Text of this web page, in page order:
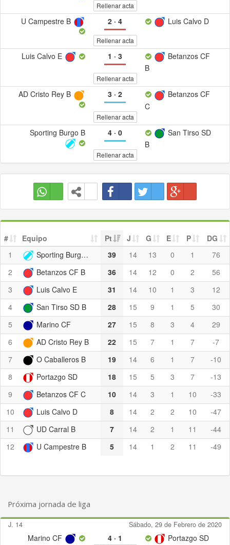
Rellenar acta
U Campestre B 2· 4 Luis Calvo D
Rellenar acta
Luis Calvo E 1 · 3
Betanzos CF
B
Rellenar acta
AD Cristo Rey B 3· 2
Betanzos CF
C
Rellenar acta
Sporting Burgo B 4· 0
San Tirso SD
B
Rellenar acta
# Equipo Pt J G E P
DG
1
Sporting Burgo B 39 14 13 0 1
76
2
Betanzos CF B 36 14 12 0 2
56
3
Luis Calvo E 31 14 10 1 3
12
4
San Tirso SD B 28 15 9 1 5
30
5
Marino CF 27 15 8 3 4
29
6
AD Cristo Rey B 22 15 7 1 7
-7
7
O Caballeros B 19 14 6 1 7
-10
8
Portazgo SD 18 15 5 3 7
-13
9
Betanzos CF C 10 14 3 1 10
-33
10
Luis Calvo D 8 14 2 2 10
-47
11
UD Carral B 7 14 2 1 11
-44
12
U Campestre B 5 14 1 2 11 -49
Próxima jornada de liga
J. 14 Sábado, 29 de Febrero de 2020
Marino CF 4· 1 Portazgo SD